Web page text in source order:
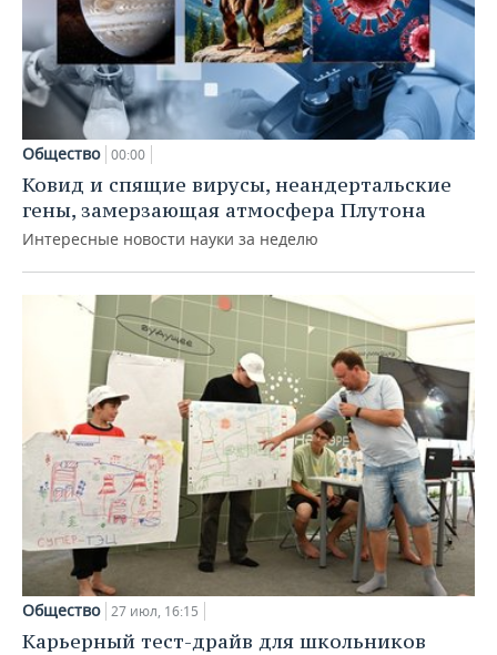
Общество 00:00
Ковид и спящие вирусы, неандертальские
гены, замерзающая атмосфера Плутона
Интересные новости науки за неделю
Общество 27 июл, 16:15
Карьерный тест-драйв для школьников